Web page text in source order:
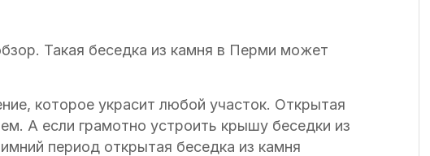
Такая беседка из камня в Перми может
которое украсит любой участок. Открытая
А если грамотно устроить крышу беседки из
период открытая беседка из камня